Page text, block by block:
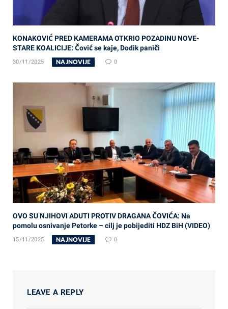
KONAKOVIĆ PRED KAMERAMA OTKRIO POZADINU NOVE-
STARE KOALICIJE: Čović se kaje, Dodik paniči
30/11/2025 NAJNOVIJE 0
OVO SU NJIHOVI ADUTI PROTIV DRAGANA ČOVIĆA: Na
pomolu osnivanje Petorke – cilj je pobijediti HDZ BiH (VIDEO)
15/11/2025 NAJNOVIJE 0
LEAVE A REPLY